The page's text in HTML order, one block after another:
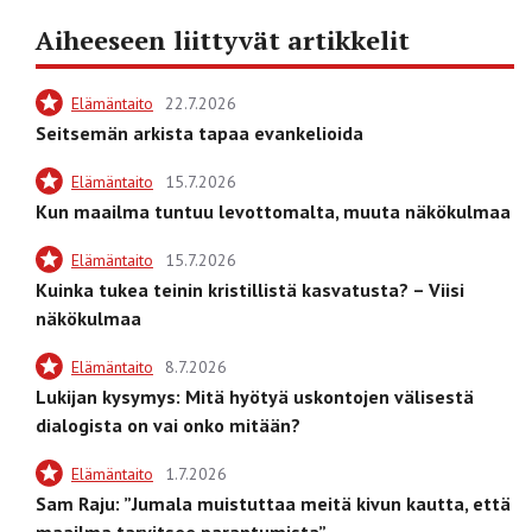
Aiheeseen liittyvät artikkelit
Elämäntaito 22.7.2026
Seitsemän arkista tapaa evankelioida
Elämäntaito 15.7.2026
Kun maailma tuntuu levottomalta, muuta näkökulmaa
Elämäntaito 15.7.2026
Kuinka tukea teinin kristillistä kasvatusta? – Viisi
näkökulmaa
Elämäntaito 8.7.2026
Lukijan kysymys: Mitä hyötyä uskontojen välisestä
dialogista on vai onko mitään?
Elämäntaito 1.7.2026
Sam Raju: ”Jumala muistuttaa meitä kivun kautta, että